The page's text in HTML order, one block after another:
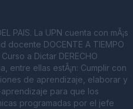
PAIS. La UPN cuenta con mÃ¡s
docente DOCENTE A TIEMPO
Curso a Dictar DERECHO
entre ellas estÃ¡n: Cumplir con
de aprendizaje, elaborar y
para que los
programadas por el jefe